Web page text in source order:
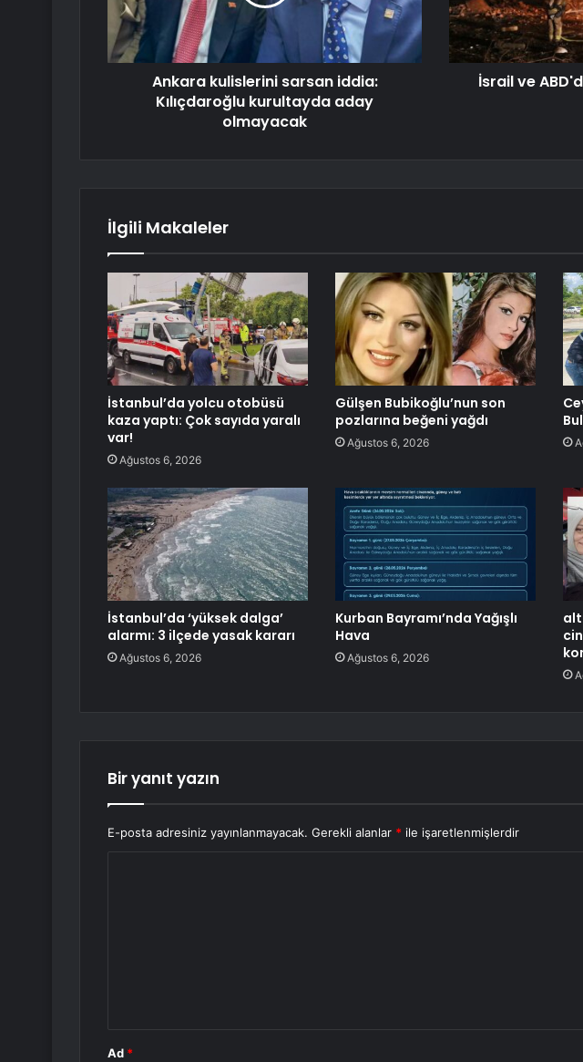
Ankara kulislerini sarsan iddia:
Kılıçdaroğlu kurultayda aday
olmayacak
İsrail ve
İlgili Makaleler
İstanbul’da yolcu otobüsü
kaza yaptı: Çok sayıda yaralı
var!
Ağustos 6, 2026
Gülşen Bubikoğlu’nun son
pozlarına beğeni yağdı
Ağustos 6, 2026
İstanbul’da ‘yüksek dalga’
alarmı: 3 ilçede yasak kararı
Ağustos 6, 2026
Kurban Bayramı’nda Yağışlı
Hava
Ağustos 6, 2026
Bir yanıt yazın
E-posta adresiniz yayınlanmayacak. Gerekli alanlar * ile işaretlenmişlerdir
Ad *